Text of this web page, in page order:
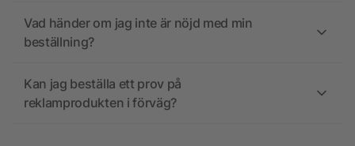
Vad händer om jag inte är nöjd med min
beställning?
Kan jag beställa ett prov på
reklamprodukten i förväg?